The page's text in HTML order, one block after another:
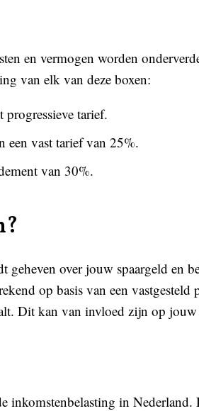
en vermogen worden
van elk van deze boxen:
tarief.
een vast tarief van 25%.
van 30%.
geheven over jouw spaargeld en
op basis van een vastgesteld
Dit kan van invloed zijn op
inkomstenbelasting in